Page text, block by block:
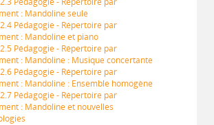
: Mandoline seule
Pédagogie - Répertoire par
: Mandoline et piano
Pédagogie - Répertoire par
: Mandoline : Musique concertante
Pédagogie - Répertoire par
: Mandoline : Ensemble homogène
Pédagogie - Répertoire par
: Mandoline et nouvelles